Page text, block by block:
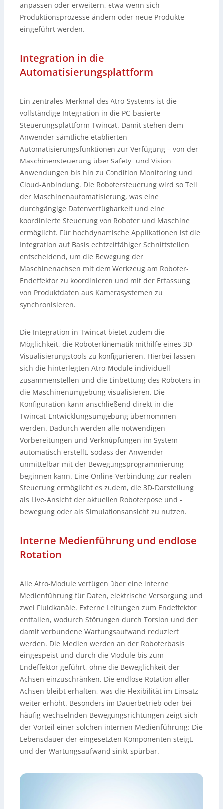
anpassen oder erweitern, etwa wenn sich
Produktionsprozesse ändern oder neue Produkte
eingeführt werden.
Integration in die
Automatisierungsplattform
Ein zentrales Merkmal des Atro-Systems ist die
vollständige Integration in die PC-basierte
Steuerungsplattform Twincat. Damit stehen dem
Anwender sämtliche etablierten
Automatisierungsfunktionen zur Verfügung – von der
Maschinensteuerung über Safety- und Vision-
Anwendungen bis hin zu Condition Monitoring und
Cloud-Anbindung. Die Robotersteuerung wird so Teil
der Maschinenautomatisierung, was eine
durchgängige Datenverfügbarkeit und eine
koordinierte Steuerung von Roboter und Maschine
ermöglicht. Für hochdynamische Applikationen ist die
Integration auf Basis echtzeitfähiger Schnittstellen
entscheidend, um die Bewegung der
Maschinenachsen mit dem Werkzeug am Roboter-
Endeffektor zu koordinieren und mit der Erfassung
von Produktdaten aus Kamerasystemen zu
synchronisieren.
Die Integration in Twincat bietet zudem die
Möglichkeit, die Roboterkinematik mithilfe eines 3D-
Visualisierungstools zu konfigurieren. Hierbei lassen
sich die hinterlegten Atro-Module individuell
zusammenstellen und die Einbettung des Roboters in
die Maschinenumgebung visualisieren. Die
Konfiguration kann anschließend direkt in die
Twincat-Entwicklungsumgebung übernommen
werden. Dadurch werden alle notwendigen
Vorbereitungen und Verknüpfungen im System
automatisch erstellt, sodass der Anwender
unmittelbar mit der Bewegungsprogrammierung
beginnen kann. Eine Online-Verbindung zur realen
Steuerung ermöglicht es zudem, die 3D-Darstellung
als Live-Ansicht der aktuellen Roboterpose und -
bewegung oder als Simulationsansicht zu nutzen.
Interne Medienführung und endlose
Rotation
Alle Atro-Module verfügen über eine interne
Medienführung für Daten, elektrische Versorgung und
zwei Fluidkanäle. Externe Leitungen zum Endeffektor
entfallen, wodurch Störungen durch Torsion und der
damit verbundene Wartungsaufwand reduziert
werden. Die Medien werden an der Roboterbasis
eingespeist und durch die Module bis zum
Endeffektor geführt, ohne die Beweglichkeit der
Achsen einzuschränken. Die endlose Rotation aller
Achsen bleibt erhalten, was die Flexibilität im Einsatz
weiter erhöht. Besonders im Dauerbetrieb oder bei
häufig wechselnden Bewegungsrichtungen zeigt sich
der Vorteil einer solchen internen Medienführung: Die
Lebensdauer der eingesetzten Komponenten steigt,
und der Wartungsaufwand sinkt spürbar.